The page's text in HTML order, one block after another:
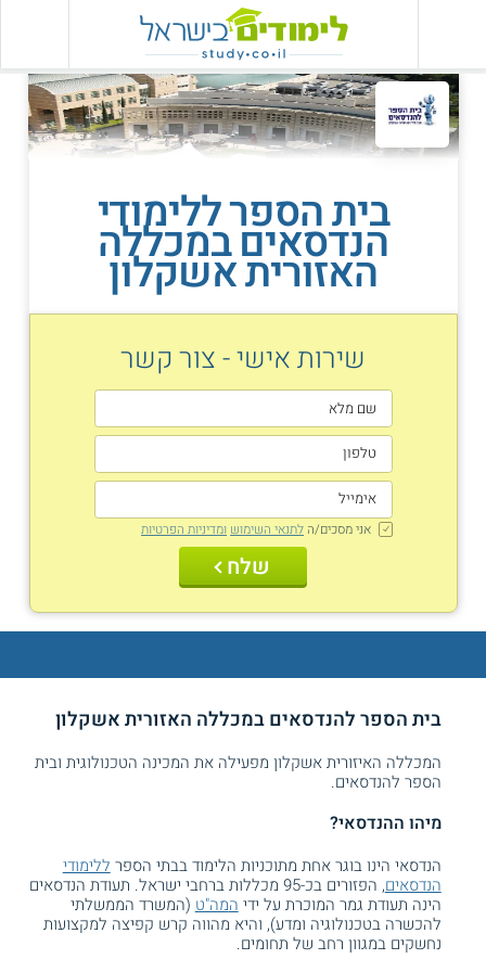
בית הספר ללימודי
הנדסאים במכללה
האזורית אשקלון
שירות אישי - צור קשר
אני מסכים/ה לתנאי השימוש ומדיניות הפרטיות
שלח
בית הספר להנדסאים במכללה האזורית אשקלון
המכללה האיזורית אשקלון מפעילה את המכינה הטכנולוגית ובית
הספר להנדסאים.
מיהו ההנדסאי?
הנדסאי הינו בוגר אחת מתוכניות הלימוד בבתי הספר ללימודי
הנדסאים
, הפזורים בכ-95 מכללות ברחבי ישראל. תעודת הנדסאים
הינה תעודת גמר המוכרת על ידי המה"ט (המשרד הממשלתי
להכשרה בטכנולוגיה ומדע), והיא מהווה קרש קפיצה למקצועות
נחשקים במגוון רחב של תחומים.